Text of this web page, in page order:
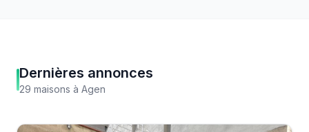
Dernières annonces
29 maisons à Agen